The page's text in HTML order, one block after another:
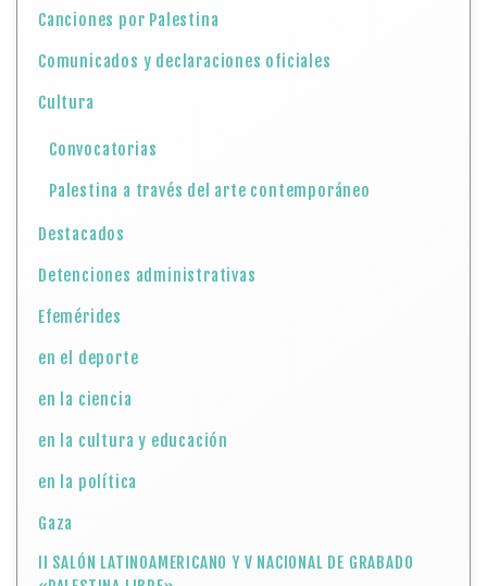
Canciones por Palestina
Comunicados y declaraciones oficiales
Cultura
Convocatorias
Palestina a través del arte contemporáneo
Destacados
Detenciones administrativas
Efemérides
en el deporte
en la ciencia
en la cultura y educación
en la política
Gaza
II SALÓN LATINOAMERICANO Y V NACIONAL DE GRABADO